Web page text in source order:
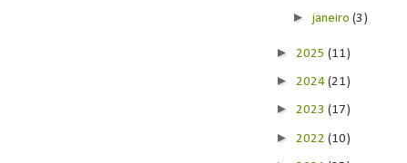
► janeiro (3)
► 2025 (11)
► 2024 (21)
► 2023 (17)
► 2022 (10)